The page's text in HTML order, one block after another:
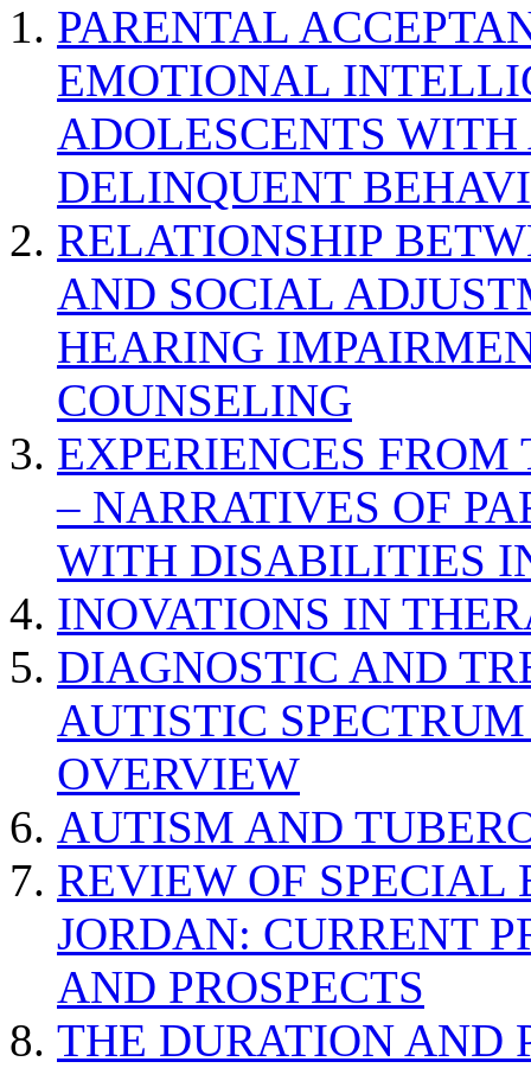
PARENTAL
EMOTIONAL
ADOLESCENTS
DELINQUENT
RELATIONSHIP
AND SOCIAL
HEARING
COUNSELING
EXPERIENCES
– NARRATIVES OF
WITH DISABILITIES
INOVATIONS IN
DIAGNOSTIC AND
AUTISTIC
OVERVIEW
AUTISM AND
REVIEW OF SPECIAL
JORDAN: CURRENT
AND PROSPECTS
THE DURATION AND